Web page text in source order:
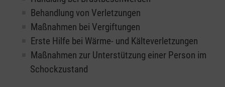
Behandlung von Verletzungen
Maßnahmen bei Vergiftungen
Erste Hilfe bei Wärme- und Kälteverletzungen
Maßnahmen zur Unterstützung einer Person im
Schockzustand